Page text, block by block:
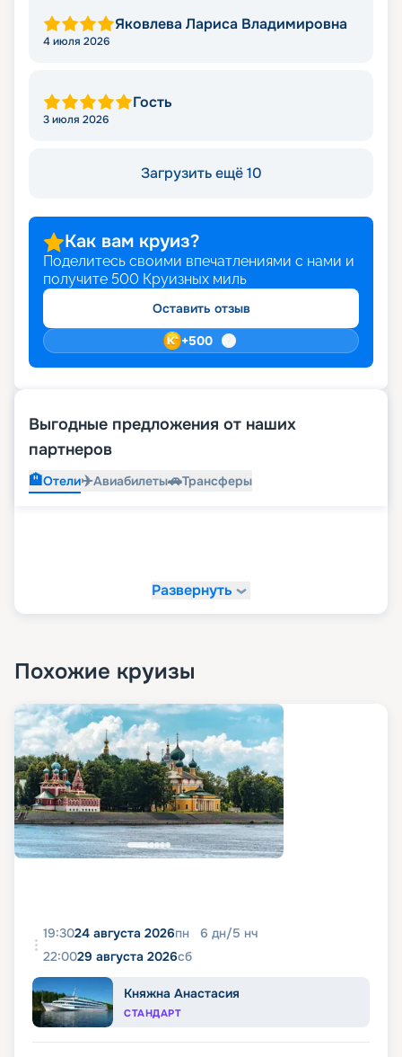
Яковлева Лариса Владимировна
4 июля 2026
Гость
3 июля 2026
Загрузить ещё 10
Как вам круиз?
Поделитесь своими впечатлениями с нами и
получите 500 Круизных миль
Оставить отзыв
+500
Выгодные предложения от наших
партнеров
🏨Отели✈️Авиабилеты🚗Трансферы
Развернуть
Похожие круизы
19:3024 августа 2026пн 6 дн/5 нч
22:0029 августа 2026сб
Княжна Анастасия
СТАНДАРТ